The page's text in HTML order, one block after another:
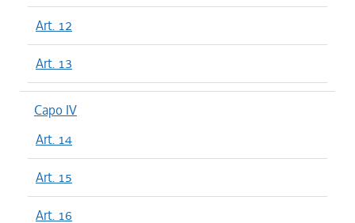
Art. 12
Art. 13
Capo IV
Art. 14
Art. 15
Art. 16